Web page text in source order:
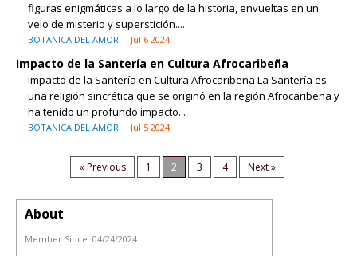
figuras enigmáticas a lo largo de la historia, envueltas en un
velo de misterio y superstición....
BOTANICA DEL AMOR Jul 6 2024
Impacto de la Santería en Cultura Afrocaribeña
Impacto de la Santería en Cultura Afrocaribeña La Santería es
una religión sincrética que se originó en la región Afrocaribeña y
ha tenido un profundo impacto...
BOTANICA DEL AMOR Jul 5 2024
« Previous 1 2 3 4 Next »
About
Member Since: 04/24/2024